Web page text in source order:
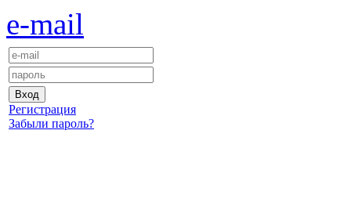
e-mail
Регистрация
Забыли пароль?